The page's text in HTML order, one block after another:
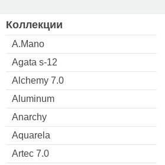
Коллекции
A.Mano
Agata s-12
Alchemy 7.0
Aluminum
Anarchy
Aquarela
Artec 7.0